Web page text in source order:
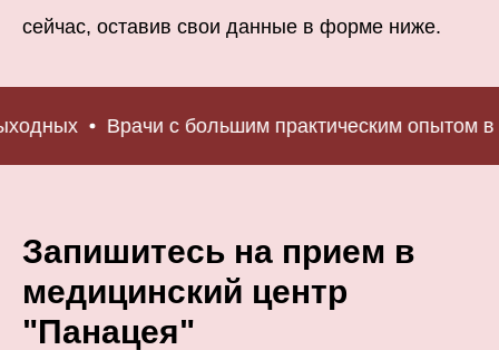
сейчас, оставив свои данные в форме ниже.
Врачи с большим практическим опытом в
Запишитесь на прием в
медицинский центр
"Панацея"